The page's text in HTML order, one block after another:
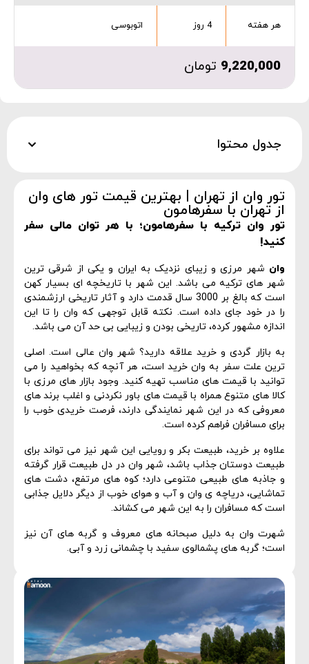
هر هفته 4 روز اتوبوسی
9,220,000 تومان
جدول محتوا
تور وان از تهران | بهترین قیمت تور های وان
از تهران با سفرهامون
تور وان ترکیه با سفرهامون؛ با هر توان مالی سفر
کنید!
وان شهر مرزی و زیبای نزدیک به ایران و یکی از شرقی ترین
شهر های ترکیه می باشد. این شهر با تاریخچه ای بسیار کهن
است که بالغ بر 3000 سال قدمت دارد و آثار تاریخی ارزشمندی
را در خود جای داده است. نکته قابل توجهی که وان را تا این
اندازه مشهور کرده، تاریخی بودن و زیبایی بی حد آن می باشد.
به بازار گردی و خرید علاقه دارید؟ شهر وان عالی است. اصلی
ترین علت سفر به وان خرید است، هر آنچه که بخواهید را می
توانید با قیمت های مناسب تهیه کنید. وجود بازار های مرزی با
کالا های متنوع همراه با قیمت های باور نکردنی و اغلب برند های
معروفی که در این شهر نمایندگی دارند، فرصت خریدی خوب را
برای مسافران فراهم کرده است.
علاوه بر خرید، طبیعت بکر و رویایی این شهر نیز می تواند برای
طبیعت دوستان جذاب باشد، شهر وان در دل طبیعت قرار گرفته
و جاذبه های طبیعی متنوعی دارد؛ کوه های مرتفع، دشت های
تماشایی، دریاچه ی وان و آب و هوای خوب از دیگر دلایل جذابی
است که مسافران را به این شهر می کشاند.
شهرت وان به دلیل صبحانه های معروف و گربه های آن نیز
است؛ گربه های پشمالوی سفید با چشمانی زرد و آبی.